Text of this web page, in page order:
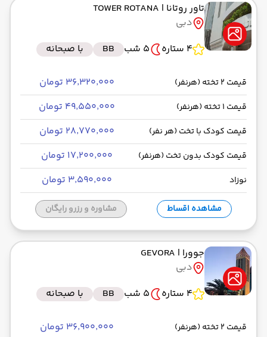
تاور روتانا | TOWER ROTANA
دبی
4 ستاره
5 شب BB با صبحانه
قیمت 2 تخته (هرنفر) ۳۶٬۳۲۰٬۰۰۰ تومان
قیمت 1 تخته (هرنفر) ۴۹٬۵۵۰٬۰۰۰ تومان
قیمت کودک با تخت (هر نفر) ۲۸٬۷۷۰٬۰۰۰ تومان
قیمت کودک بدون تخت (هرنفر) ۱۷٬۲۰۰٬۰۰۰ تومان
نوزاد ۳٬۵۹۰٬۰۰۰ تومان
مشاهده اقساط مشاوره و رزرو رایگان
جوورا | GEVORA
دبی
4 ستاره
5 شب BB با صبحانه
قیمت 2 تخته (هرنفر) ۳۶٬۹۰۰٬۰۰۰ تومان